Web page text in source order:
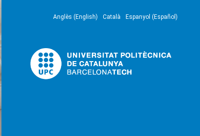
Anglès (English) Català Espanyol (Español)